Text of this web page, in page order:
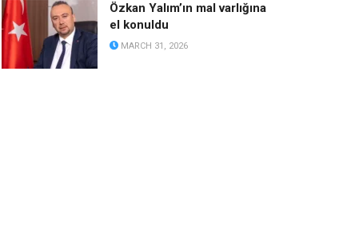
Özkan Yalım’ın mal varlığına
el konuldu
MARCH 31, 2026